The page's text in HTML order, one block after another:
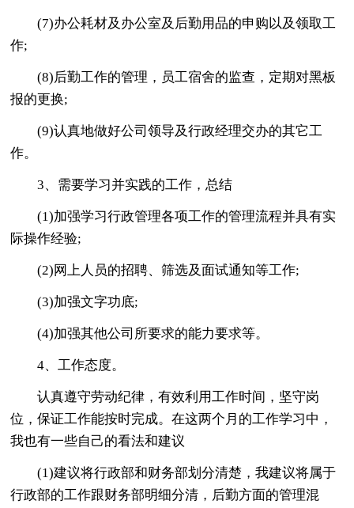
(7)办公耗材及办公室及后勤用品的申购以及领取工
作;
(8)后勤工作的管理，员工宿舍的监查，定期对黑板
报的更换;
(9)认真地做好公司领导及行政经理交办的其它工
作。
3、需要学习并实践的工作，总结
(1)加强学习行政管理各项工作的管理流程并具有实
际操作经验;
(2)网上人员的招聘、筛选及面试通知等工作;
(3)加强文字功底;
(4)加强其他公司所要求的能力要求等。
4、工作态度。
认真遵守劳动纪律，有效利用工作时间，坚守岗
位，保证工作能按时完成。在这两个月的工作学习中，
我也有一些自己的看法和建议
(1)建议将行政部和财务部划分清楚，我建议将属于
行政部的工作跟财务部明细分清，后勤方面的管理混